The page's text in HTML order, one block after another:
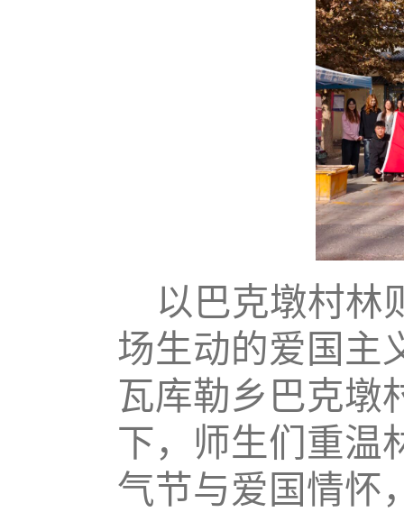
以巴克墩村林
场生动的爱国主
瓦库勒乡巴克墩
下，师生们重温
气节与爱国情怀